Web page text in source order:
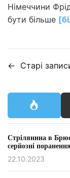
Німеччини
бути більше
Н
і
г
а
← Старі
Стрілянина в
серйозні поранення
22.10.2023